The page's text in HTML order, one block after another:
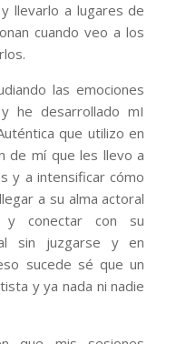
llevarlo a lugares de
cuando veo a los
las emociones
he desarrollado mI
que utilizo en
de mí que les llevo a
y a intensificar cómo
a su alma actoral
conectar con su
sin juzgarse y en
sucede sé que un
y ya nada ni nadie